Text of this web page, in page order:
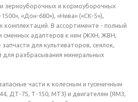
зерноуборочных и кормоуборочных
«Дон-680»), «Нива» («СК-5»),
комплектаций. В ассортименте - полный
сменных адаптеров к ним (ЖХН, ЖВН,
для культиваторов, сеялок,
для разбрасывания минеральных
части к колесным и гусеничным
ДТ-75, Т-150, МТЗ) и двигателям (ЯМЗ,